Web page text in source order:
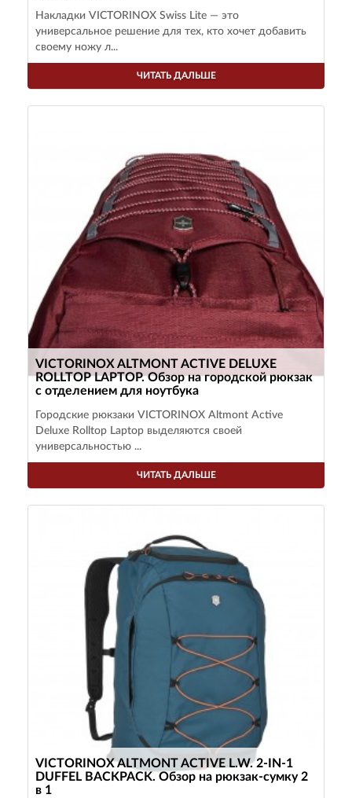
Накладки VICTORINOX Swiss Lite — это
универсальное решение для тех, кто хочет добавить
своему ножу л...
ЧИТАТЬ ДАЛЬШЕ
VICTORINOX ALTMONT ACTIVE DELUXE
ROLLTOP LAPTOP. Обзор на городской рюкзак
с отделением для ноутбука
Городские рюкзаки VICTORINOX Altmont Active
Deluxe Rolltop Laptop выделяются своей
универсальностью ...
ЧИТАТЬ ДАЛЬШЕ
VICTORINOX ALTMONT ACTIVE L.W. 2-IN-1
DUFFEL BACKPACK. Обзор на рюкзак-сумку 2
в 1